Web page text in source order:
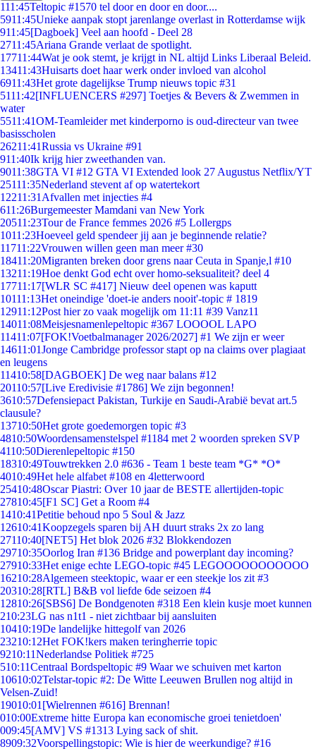
111:45Teltopic #1570 tel door en door en door....
5911:45Unieke aanpak stopt jarenlange overlast in Rotterdamse wijk
911:45[Dagboek] Veel aan hoofd - Deel 28
2711:45Ariana Grande verlaat de spotlight.
17711:44Wat je ook stemt, je krijgt in NL altijd Links Liberaal Beleid.
13411:43Huisarts doet haar werk onder invloed van alcohol
6911:43Het grote dagelijkse Trump nieuws topic #31
5111:42[INFLUENCERS #297] Toetjes & Bevers & Zwemmen in
water
5511:41OM-Teamleider met kinderporno is oud-directeur van twee
basisscholen
26211:41Russia vs Ukraine #91
911:40Ik krijg hier zweethanden van.
9011:38GTA VI #12 GTA VI Extended look 27 Augustus Netflix/YT
25111:35Nederland stevent af op watertekort
12211:31 Afvallen met injecties #4
611:26Burgemeester Mamdani van New York
20511:23Tour de France femmes 2026 #5 Lollergps
1011:23Hoeveel geld spendeer jij aan je beginnende relatie?
11711:22Vrouwen willen geen man meer #30
18411:20Migranten breken door grens naar Ceuta in Spanje,l #10
13211:19Hoe denkt God echt over homo-seksualiteit? deel 4
17711:17[WLR SC #417] Nieuw deel openen was kaputt
10111:13Het oneindige 'doet-ie anders nooit'-topic # 1819
12911:12Post hier zo vaak mogelijk om 11:11 #39 Vanz11
14011:08Meisjesnamenlepeltopic #367 LOOOOL LAPO
11411:07[FOK!Voetbalmanager 2026/2027] #1 We zijn er weer
14611:01Jonge Cambridge professor stapt op na claims over plagiaat
en leugens
11410:58[DAGBOEK] De weg naar balans #12
20110:57[Live Eredivisie #1786] We zijn begonnen!
3610:57Defensiepact Pakistan, Turkije en Saudi-Arabië bevat art.5
clausule?
13710:50Het grote goedemorgen topic #3
4810:50Woordensamenstelspel #1184 met 2 woorden spreken SVP
4110:50Dierenlepeltopic #150
18310:49Touwtrekken 2.0 #636 - Team 1 beste team *G* *O*
4010:49Het hele alfabet #108 en 4letterwoord
25410:48Oscar Piastri: Over 10 jaar de BESTE allertijden-topic
27810:45[F1 SC] Get a Room #4
1410:41Petitie behoud npo 5 Soul & Jazz
12610:41Koopzegels sparen bij AH duurt straks 2x zo lang
27110:40[NET5] Het blok 2026 #32 Blokkendozen
29710:35Oorlog Iran #136 Bridge and powerplant day incoming?
27910:33Het enige echte LEGO-topic #45 LEGOOOOOOOOOOO
16210:28Algemeen steektopic, waar er een steekje los zit #3
20310:28[RTL] B&B vol liefde 6de seizoen #4
12810:26[SBS6] De Bondgenoten #318 Een klein kusje moet kunnen
210:23LG nas n1t1 - niet zichtbaar bij aansluiten
10410:19De landelijke hittegolf van 2026
23210:12Het FOK!kers maken teringherrie topic
9210:11Nederlandse Politiek #725
510:11Centraal Bordspeltopic #9 Waar we schuiven met karton
10610:02Telstar-topic #2: De Witte Leeuwen Brullen nog altijd in
Velsen-Zuid!
19010:01 [Wielrennen #616] Brennan!
010:00Extreme hitte Europa kan economische groei tenietdoen'
009:45[AMV] VS #1313 Lying sack of shit.
8909:32Voorspellingstopic: Wie is hier de weerkundige? #16